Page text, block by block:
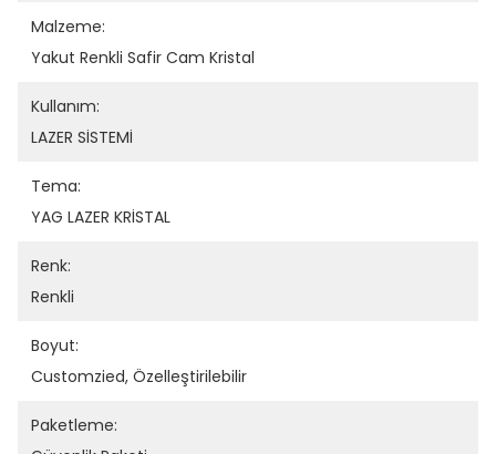
Malzeme:
Yakut Renkli Safir Cam Kristal
Kullanım:
LAZER SİSTEMİ
Tema:
YAG LAZER KRİSTAL
Renk:
Renkli
Boyut:
Customzied, Özelleştirilebilir
Paketleme: